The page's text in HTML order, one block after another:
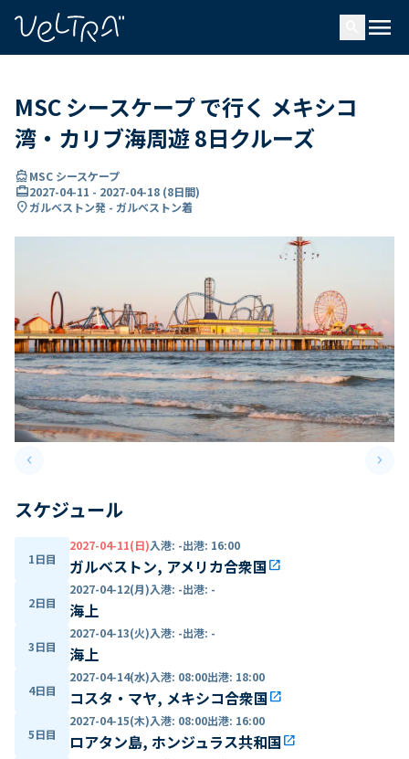
menu
MSC シースケープ で行く メキシコ
湾・カリブ海周遊 8日クルーズ
directions_boatMSC シースケープ
card_travel2027-04-11 - 2027-04-18 (8日間)
location_onガルベストン発 - ガルベストン着
keyboard_arrow_leftPrevious slide keyboard_arrow_right
スケジュール
1日目
2027-04-11(日)入港: -出港: 16:00
ガルベストン, アメリカ合衆国open_in_new
2日目
2027-04-12(月)入港: -出港: -
海上
3日目
2027-04-13(火)入港: -出港: -
海上
4日目
2027-04-14(水)入港: 08:00出港: 18:00
コスタ・マヤ, メキシコ合衆国open_in_new
5日目
2027-04-15(木)入港: 08:00出港: 16:00
ロアタン島, ホンジュラス共和国open_in_new